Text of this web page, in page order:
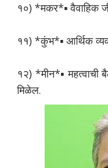
१०) *मकर*▪️ वैवाहिक
११) *कुंभ*▪️ आर्थिक
१२) *मीन*▪ महत्वाची
मिळेल.